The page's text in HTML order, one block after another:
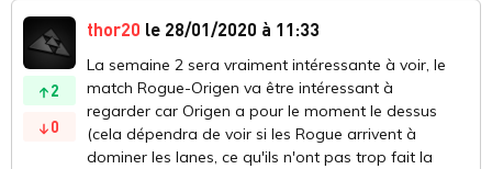
2
0
thor20 le 28/01/2020 à 11:33
La semaine 2 sera vraiment intéressante à voir, le
match Rogue-Origen va être intéressant à
regarder car Origen a pour le moment le dessus
(cela dépendra de voir si les Rogue arrivent à
dominer les lanes, ce qu'ils n'ont pas trop fait la